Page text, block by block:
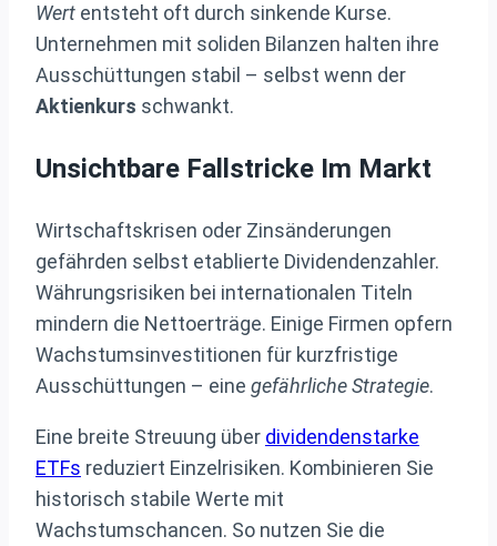
Wert entsteht oft durch sinkende Kurse.
Unternehmen mit soliden Bilanzen halten ihre
Ausschüttungen stabil – selbst wenn der
Aktienkurs schwankt.
Unsichtbare Fallstricke Im Markt
Wirtschaftskrisen oder Zinsänderungen
gefährden selbst etablierte Dividendenzahler.
Währungsrisiken bei internationalen Titeln
mindern die Nettoerträge. Einige Firmen opfern
Wachstumsinvestitionen für kurzfristige
Ausschüttungen – eine gefährliche Strategie.
Eine breite Streuung über dividendenstarke
ETFs reduziert Einzelrisiken. Kombinieren Sie
historisch stabile Werte mit
Wachstumschancen. So nutzen Sie die